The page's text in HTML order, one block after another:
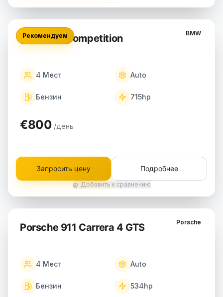
Рекомендуем BMW
BMW M4 Competition
4 Мест Auto
Бензин 715hp
€800 /день
Запросить цену Подробнее
Добавить к сравнению
Porsche
Porsche 911 Carrera 4 GTS
4 Мест Auto
Бензин 534hp